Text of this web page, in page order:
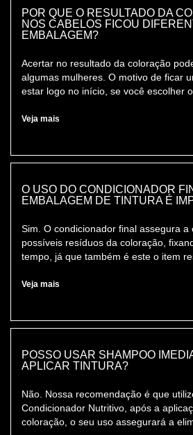
POR QUE O RESULTADO DA
NOS CABELOS FICOU
EMBALAGEM?
Acertar no resultado da coloração
algumas mulheres. O motivo de ficar
estar logo no início, se você escolher
Veja mais
O USO DO CONDICIONADOR
EMBALAGEM DE TINTURA É
Sim. O condicionador final assegura
possíveis resíduos da coloração,
tempo, já que também é este o item
Veja mais
POSSO USAR SHAMPOO
APLICAR TINTURA?
Não. Nossa recomendação é que
Condicionador Nutritivo, após a
coloração, o seu uso assegurará a